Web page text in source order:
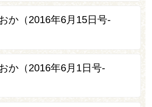
か（2016年6月15日号-
か（2016年6月1日号-